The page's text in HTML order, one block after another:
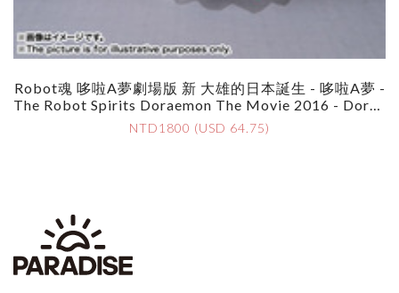
Robot魂 哆啦A夢劇場版 新 大雄的日本誕生 - 哆啦A夢 -
The Robot Spirits Doraemon The Movie 2016 - Dorae
Mon
NTD1800 (USD 64.75)